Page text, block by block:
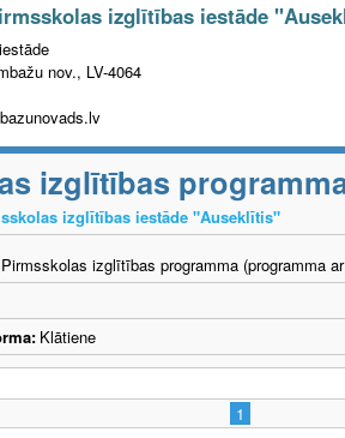
izglītības iestāde
nov., LV-4064
izglītības
izglītības iestāde "Auseklītis"
Pirmsskolas izglītības programma (programma
Klātiene
1